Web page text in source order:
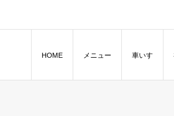
HOME メニュー 車いす